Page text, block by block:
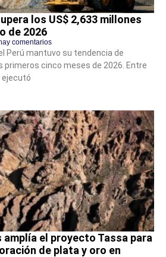
los US$ 2,633 millones
de 2026
comentarios
Perú mantuvo su tendencia de
cinco meses de 2026. Entre
ejecutó
el proyecto Tassa para
de plata y oro en